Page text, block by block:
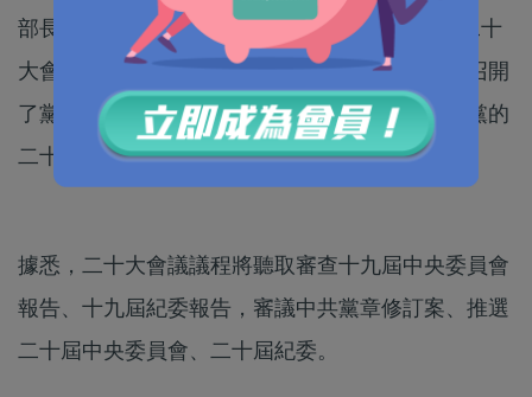
部長孫業禮今天（15日）下午4時半亮相，介紹二十
大會議的準備的工作。據孫業禮介紹，今天下午召開
了黨的二十大預備會議確定了大會的議程，目前黨的
二十大各項準備工作已全部就緒。
據悉，二十大會議議程將聽取審查十九屆中央委員會
報告、十九屆紀委報告，審議中共黨章修訂案、推選
二十屆中央委員會、二十屆紀委。